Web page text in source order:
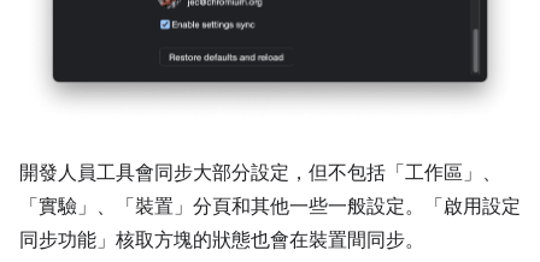
開發人員工具會同步大部分設定，但不包括「工作區」 、
「實驗」 、「裝置」 分頁和其他一些一般設定。「啟用設定
同步功能」 核取方塊的狀態也會在裝置間同步。